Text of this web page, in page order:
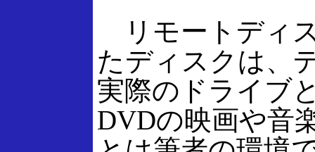
リモートディ
たディスクは、
実際のドライブ
DVDの映画や音